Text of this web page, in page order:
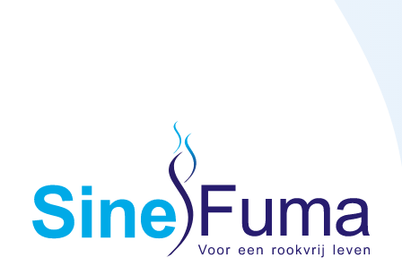
Projecten | Onderzoeken
Opleiding & vacatures